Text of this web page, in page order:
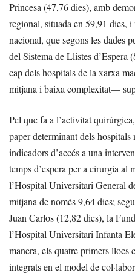
Princesa (47,76 dies), amb
regional, situada en 59,91 dies,
nacional, que segons les dades
del Sistema de Llistes d’Espera
cap dels hospitals de la xarxa
mitjana i baixa complexitat—
Pel que fa a l’activitat
paper determinant dels
indicadors d’accés a una
temps d’espera per a cirurgia al
l’Hospital Universitari General
mitjana de només 9,64 dies;
Juan Carlos (12,82 dies), la
l’Hospital Universitari Infanta
manera, els quatre primers llocs
integrats en el model de